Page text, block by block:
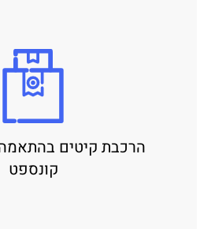
הרכבת קיטים
קונספט